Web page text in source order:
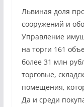
Львиная доля
сооружений и
Управление
на торги 161
более 31 млн
торговые,
помещения,
Да и среди